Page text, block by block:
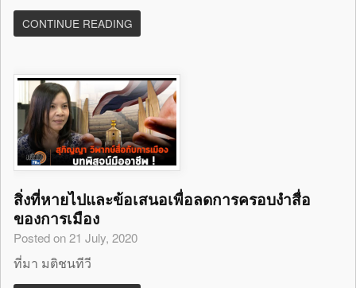
CONTINUE READING
สิ่งที่หายไปและข้อเสนอเพื่อลดการครอบงำสื่อ
ของการเมือง
Posted on 21 July, 2020
ที่มา มติชนทีวี